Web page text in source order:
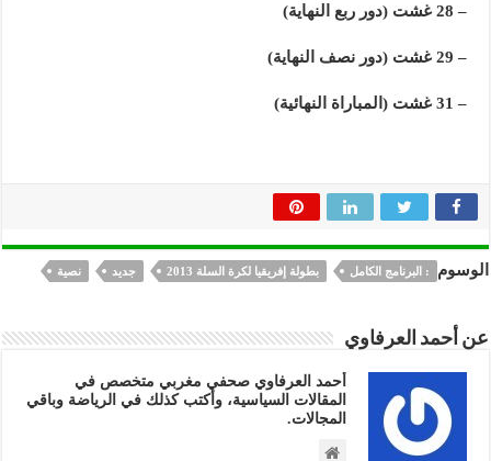
– 28 غشت (دور ربع النهاية)
– 29 غشت (دور نصف النهاية)
– 31 غشت (المباراة النهائية)
الوسوم : البرنامج الكامل بطولة إفريقيا لكرة السلة 2013 جديد نصية
عن أحمد العرفاوي
أحمد العرفاوي صحفي مغربي متخصص في
المقالات السياسية، وأكتب كذلك في الرياضة وباقي
المجالات.